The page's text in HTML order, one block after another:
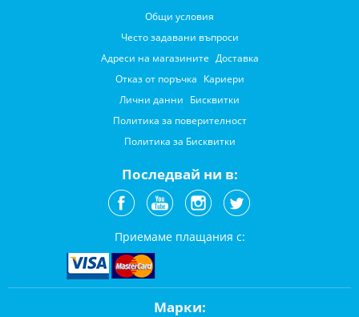
Общи условия
Често задавани въпроси
Адреси на магазините Доставка
Отказ от поръчка Кариери
Лични данни Бисквитки
Политика за поверителност
Политика за Бисквитки
Последвай ни в:
Приемаме плащания с:
Марки: